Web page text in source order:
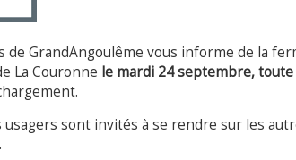
de GrandAngoulême vous informe de la
La Couronne le mardi 24 septembre,
sont invités à se rendre sur les